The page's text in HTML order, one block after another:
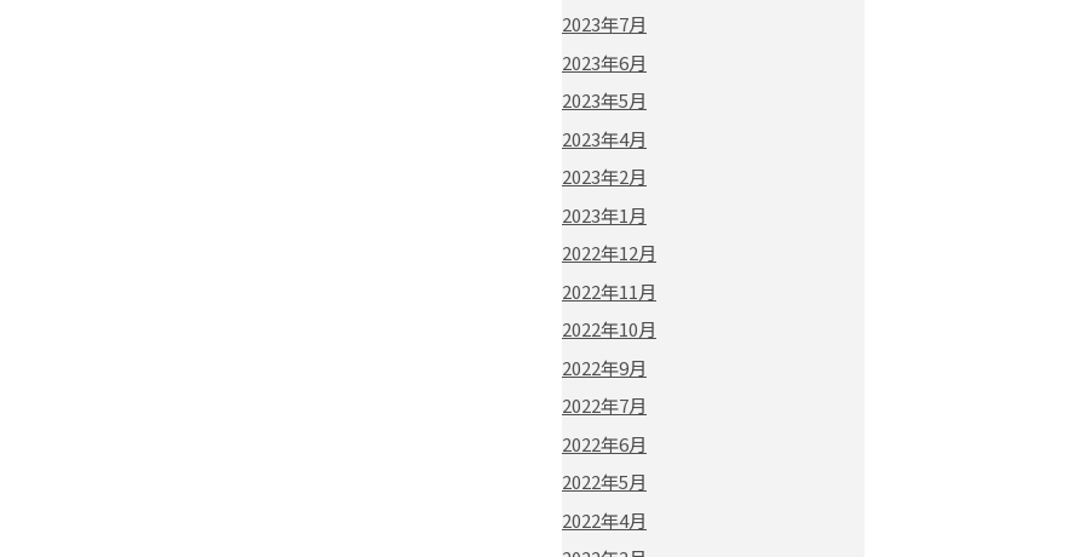
2023年7月
2023年6月
2023年5月
2023年4月
2023年2月
2023年1月
2022年12月
2022年11月
2022年10月
2022年9月
2022年7月
2022年6月
2022年5月
2022年4月